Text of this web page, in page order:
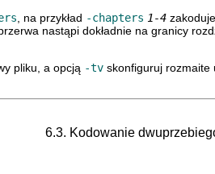
, na przykład -chapters 1-4
nastąpi dokładnie na granicy
pliku, a opcją -tv skonfiguruj rozmaite
6.3. Kodowanie